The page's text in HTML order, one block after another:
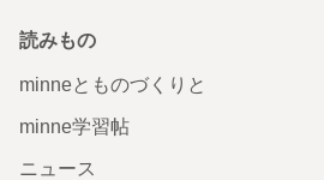
読みもの
minneとものづくりと
minne学習帖
ニュース